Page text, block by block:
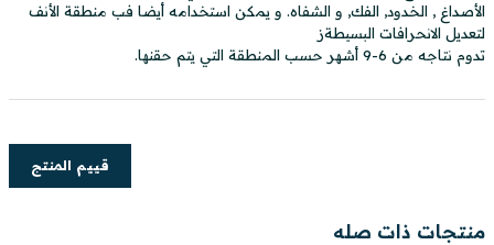
الأصداغ , الخدود, الفك, و الشفاه. و يمكن استخدامه أيضا فب منطقة الأنف
لتعديل الانحرافات البسيطةز
تدوم نتاجه من 6-9 أشهر حسب المنطقة التي يتم حقنها.
قييم المنتج
منتجات ذات صله